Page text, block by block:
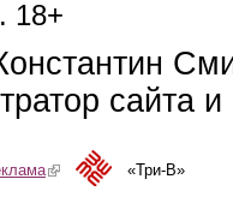
sends e-mail)
. 18+
сайта
(link is external)«Три-В»